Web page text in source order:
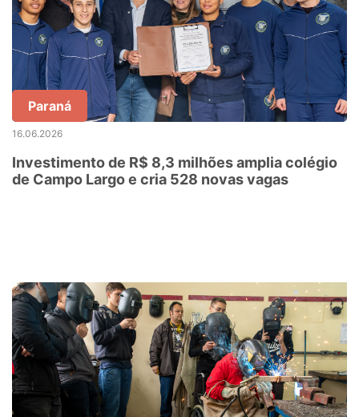
Paraná
16.06.2026
Investimento de R$ 8,3 milhões amplia colégio
de Campo Largo e cria 528 novas vagas